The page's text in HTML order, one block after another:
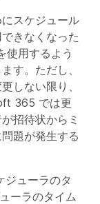
スケジュール
きなくなった
使用するよう
す。ただし、
しない限り、
365 では更
招待状からミ
題が発生する
ューラのタ
ーラのタイム